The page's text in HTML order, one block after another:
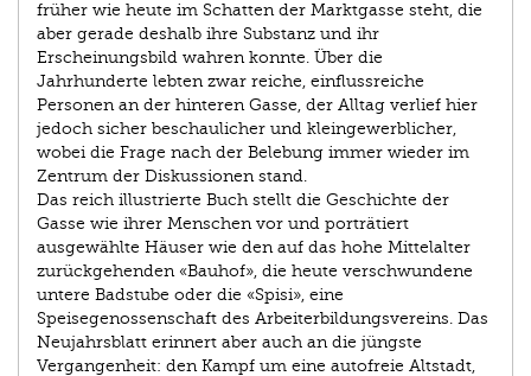
früher wie heute im Schatten der Marktgasse steht, die
aber gerade deshalb ihre Substanz und ihr
Erscheinungsbild wahren konnte. Über die
Jahrhunderte lebten zwar reiche, einflussreiche
Personen an der hinteren Gasse, der Alltag verlief hier
jedoch sicher beschaulicher und kleingewerblicher,
wobei die Frage nach der Belebung immer wieder im
Zentrum der Diskussionen stand.
Das reich illustrierte Buch stellt die Geschichte der
Gasse wie ihrer Menschen vor und porträtiert
ausgewählte Häuser wie den auf das hohe Mittelalter
zurückgehenden «Bauhof», die heute verschwundene
untere Badstube oder die «Spisi», eine
Speisegenossenschaft des Arbeiterbildungsvereins. Das
Neujahrsblatt erinnert aber auch an die jüngste
Vergangenheit: den Kampf um eine autofreie Altstadt,